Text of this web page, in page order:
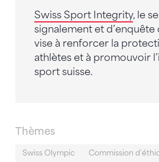
Swiss Sport Integrity, le
signalement et d’enquête
vise à renforcer la
athlètes et à promouvoir
sport suisse.
Thèmes
Swiss Olympic
Commission